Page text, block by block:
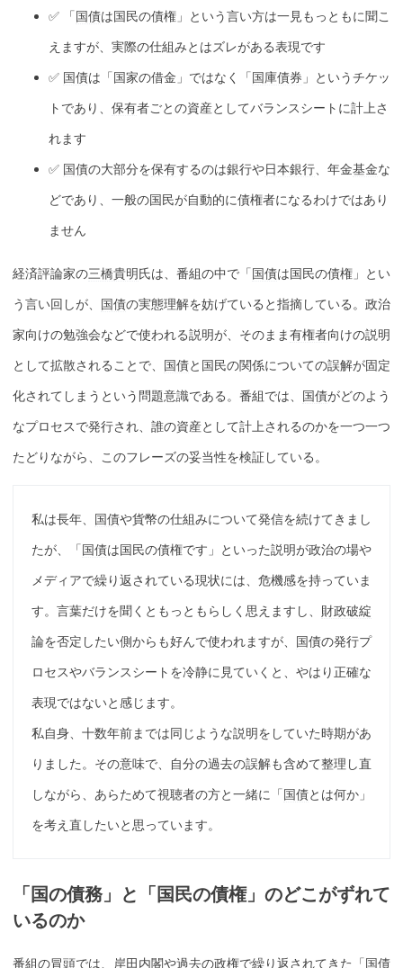
✅ 「国債は国民の債権」という言い方は一見もっともに聞こ
えますが、実際の仕組みとはズレがある表現です
✅ 国債は「国家の借金」ではなく「国庫債券 」というチケッ
トであり、 保有者ごとの資産としてバランスシートに計上さ
れます
✅ 国債の大部分を保有するのは銀行や日本銀行 、年金基金な
どであり、一般の国民が自動的に債権者になるわけではあり
ません
経済評論家の三橋貴明氏は、番組の中で「国債は国民の債権」とい
う言い回しが、 国債の実態理解を妨げていると指摘している。政治
家向けの勉強会などで使われる説明が、そのまま有権者向けの説明
として拡散されることで、 国債と国民の関係についての誤解が固定
化されてしまうという問題意識である。番組では、 国債がどのよう
なプロセスで発行され、誰の資産として計上されるのかを一つ一つ
たどりながら、このフレーズの妥当性を検証している。
私は長年、 国債や貨幣の仕組みについて発信を続けてきまし
たが、「国債は国民の債権です」といった説明が政治の場や
メディアで繰り返されている現状には、危機感を持っていま
す。言葉だけを聞くともっともらしく思えますし、 財政破綻
論を否定したい側からも好んで使われますが、 国債の発行プ
ロセスやバランスシートを冷静に見ていくと、やはり正確な
表現ではないと感じます。
私自身、十数年前までは同じような説明をしていた時期があ
りました。その意味で、自分の過去の誤解も含めて整理し直
しながら、あらためて視聴者の方と一緒に「国債とは何か」
を考え直したいと思っています。
「国の債務」と「国民の債権」のどこがずれて
いるのか
番組の冒頭では、岸田内閣や過去の政権で繰り返されてきた「国債